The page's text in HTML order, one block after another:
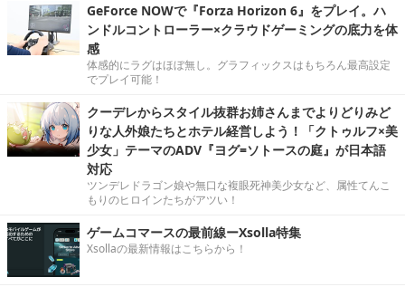
GeForce NOWで『Forza Horizon 6』をプレイ。ハ
ンドルコントローラー×クラウドゲーミングの底力を体
感
体感的にラグはほぼ無し。グラフィックスはもちろん最高設定
でプレイ可能！
クーデレからスタイル抜群お姉さんまでよりどりみど
りな人外娘たちとホテル経営しよう！「クトゥルフ×美
少女」テーマのADV『ヨグ=ソトースの庭』が日本語
対応
ツンデレドラゴン娘や無口な複眼死神美少女など、属性てんこ
もりのヒロインたちがアツい！
ゲームコマースの最前線ーXsolla特集
Xsollaの最新情報はこちらから！